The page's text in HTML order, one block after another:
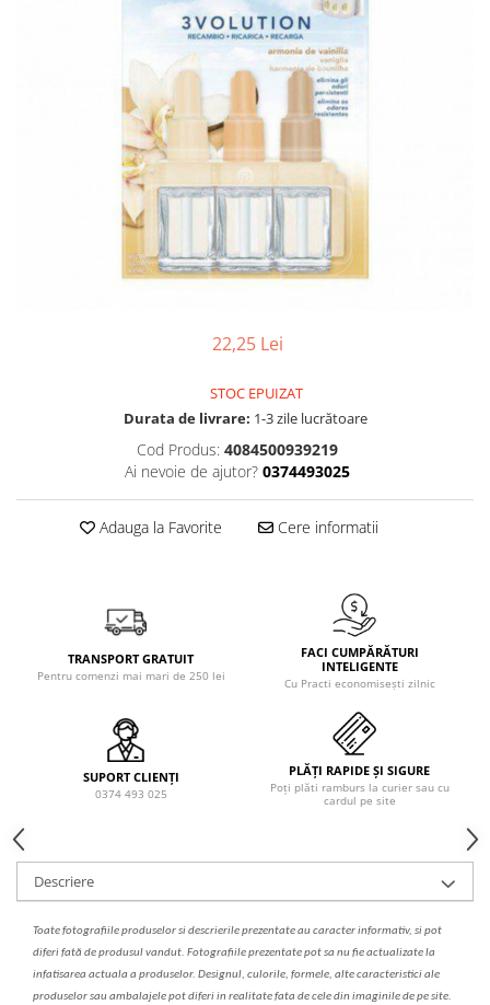
Detergent pardoseala
Echipamente de curăţenie
Folie aluminiu,folie alimentara
Hartie igienica
Lavete de curatare
Solutie de indepartat rugina si
Lotiune de corp
Pachete de cadouri
Periuta de dinti
Produse pentru curatarea tenului
Tratament pentru par, conditioner
pentru par, masca de par
Vata demachianta
22,25 Lei
STOC EPUIZAT
Durata de livrare: 1-3 zile lucrătoare
Cod Produs: 4084500939219
Ai nevoie de ajutor? 0374493025
Adauga la Favorite Cere informatii
TRANSPORT GRATUIT
Pentru comenzi mai mari de 250 lei
FACI CUMPĂRĂTURI
INTELIGENTE
Cu Practi economisești zilnic
SUPORT CLIENȚI
0374 493 025
PLĂȚI RAPIDE ȘI SIGURE
Poți plăti ramburs la curier sau cu
cardul pe site
Descriere
Toate fotografiile produselorsidescrierileprezentate au caracter informativ, si pot
diferi fată de produsul vandut. Fotografiile prezentate pot sa nu fie actualizate la
infatisarea actuala a produselor. Designul, culorile, formele, alte caracteristici ale
produselor sau ambalajele pot diferi in realitate fata de cele din imaginile de pe site.